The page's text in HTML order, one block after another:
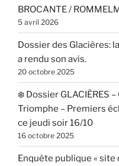
BROCANTE /
5 avril 2026
Dossier des Glacières:
a rendu son avis.
20 octobre 2025
❄️ Dossier GLACIÈRES
Triomphe – Premiers
ce jeudi soir 16/10
16 octobre 2025
Enquête publique « site